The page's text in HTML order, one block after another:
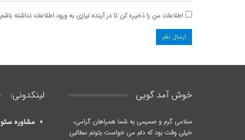
اطلاعات من را ذخیره کن تا در آینده نیازی به ورود اطلاعات نداشته باشم
خوش آمد گويی
سلامی گرم و صمیمی به شما همراهان گرامی،
خیلی وقت بود که دلم می خواست بتونم مطالبی
لینکدونی:
مشاوره سئو